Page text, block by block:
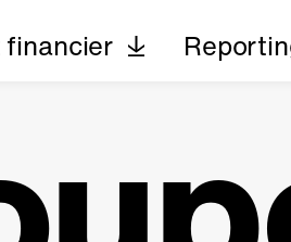
financier